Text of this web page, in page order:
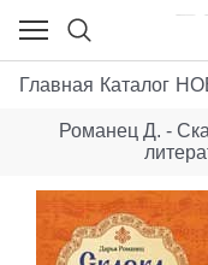
Главная Каталог
Романец Д. -